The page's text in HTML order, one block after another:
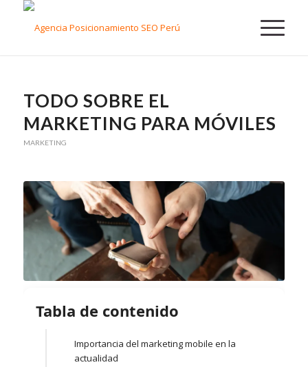
TODO SOBRE EL
MARKETING PARA MÓVILES
MARKETING
Tabla de contenido
Importancia del marketing mobile en la
actualidad